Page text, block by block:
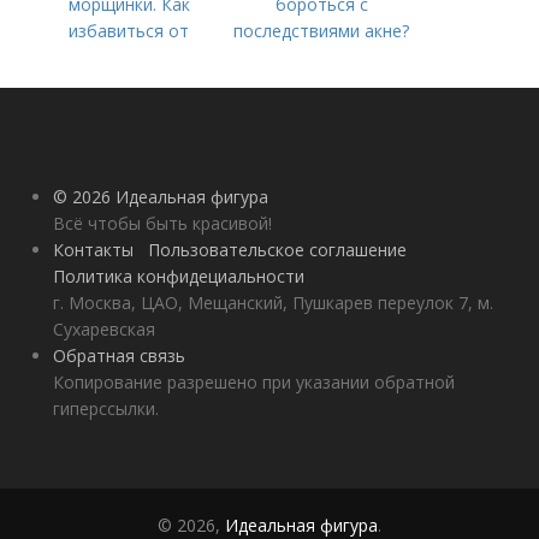
избавиться от
косметологические
последствиями акне?
© 2026 Идеальная фигура
Всё чтобы быть красивой!
Контакты
Пользовательское соглашение
Политика конфидециальности
г. Москва, ЦАО, Мещанский, Пушкарев переулок 7, м.
Сухаревская
Обратная связь
Копирование разрешено при указании обратной
гиперссылки.
© 2026, Идеальная фигура.